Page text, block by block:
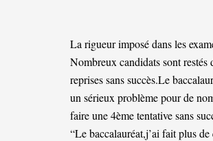
La rigueur imposé dans les
Nombreux candidats sont
reprises sans succès.Le
un sérieux problème pour de
faire une 4ème tentative sans
“Le baccalauréat,j’ai fait plus